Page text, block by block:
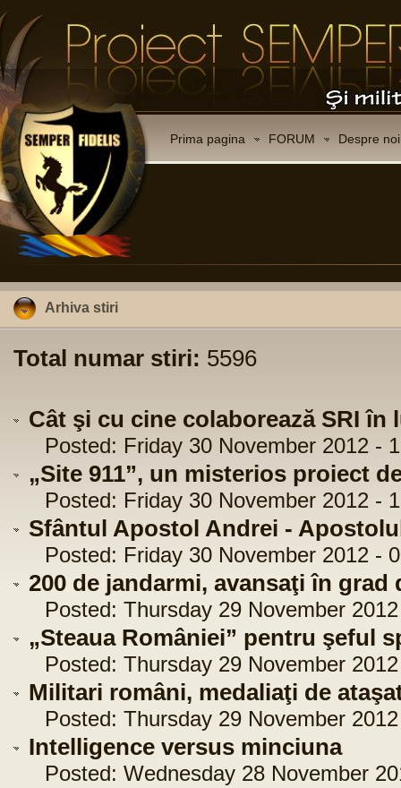
Prima pagina FORUM Despre noi
Arhiva stiri
Total numar stiri: 5596
Cât şi cu cine colaborează SRI în
Posted: Friday 30 November 2012 -
„Site 911”, un misterios proiect
Posted: Friday 30 November 2012 -
Sfântul Apostol Andrei -
Posted: Friday 30 November 2012 -
200 de jandarmi, avansaţi în grad
Posted: Thursday 29 November 2012
„Steaua României” pentru şeful
Posted: Thursday 29 November 2012
Militari români, medaliaţi de
Posted: Thursday 29 November 2012
Intelligence versus minciuna
Posted: Wednesday 28 November